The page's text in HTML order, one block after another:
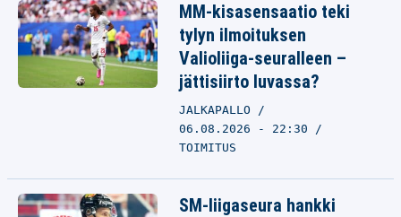
MM-kisasensaatio teki
tylyn ilmoituksen
Valioliiga-seuralleen –
jättisiirto luvassa?
JALKAPALLO
06.08.2026 - 22:30
TOIMITUS
SM-liigaseura hankki